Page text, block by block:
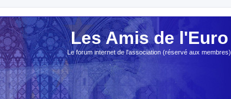
Les Amis de l'Euro
Le forum internet de l'association (réservé aux membres)